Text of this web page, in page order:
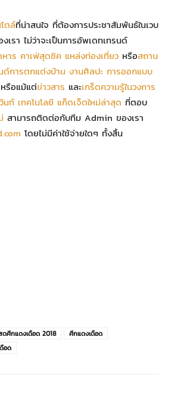
ตล์ที่น่าสนใจ ที่ต้องการประชาสัมพันธ์ในเวบ
เรา ไม่ว่าจะเป็นการอัพเดทเทรนด์
าร คาเฟ่สุดชิค แหล่งท่องเที่ยว หรือสถาน
ด์การตกแต่งบ้าน งานศิลปะ การออกแบบ
หรือแม้แต่ข่าวสาร และเกร็ดความรู้ในวงการ
นท์ เทคโนโลยี แก็ดเจ็ตใหม่ล่าสุด ที่ตอบ
สามารถติดต่อกับทีม Admin ของเรา
โดยไม่มีค่าใช้จ่ายใดๆ ทั้งสิ้น
ศึกแดงเดือด 2018
ศึกแดงเดือด
อด